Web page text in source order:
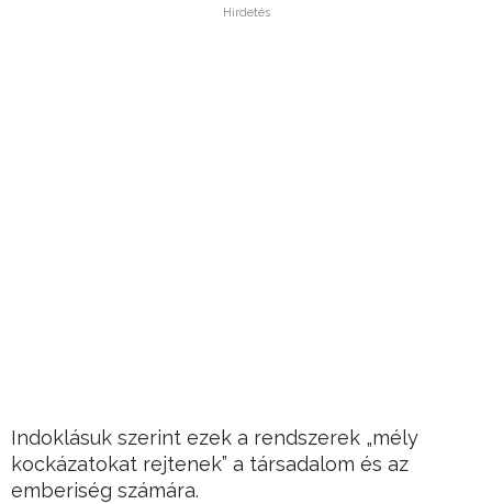
Hirdetés
Indoklásuk szerint ezek a rendszerek „mély
kockázatokat rejtenek” a társadalom és az
emberiség számára.